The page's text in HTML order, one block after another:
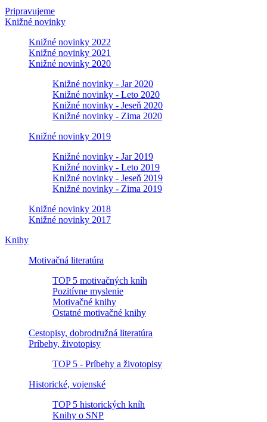
Pripravujeme
Knižné novinky
Knižné novinky 2022
Knižné novinky 2021
Knižné novinky 2020
Knižné novinky - Jar 2020
Knižné novinky - Leto 2020
Knižné novinky - Jeseň 2020
Knižné novinky - Zima 2020
Knižné novinky 2019
Knižné novinky - Jar 2019
Knižné novinky - Leto 2019
Knižné novinky - Jeseň 2019
Knižné novinky - Zima 2019
Knižné novinky 2018
Knižné novinky 2017
Knihy
Motivačná literatúra
TOP 5 motivačných kníh
Pozitívne myslenie
Motivačné knihy
Ostatné motivačné knihy
Cestopisy, dobrodružná literatúra
Príbehy, životopisy
TOP 5 - Príbehy a životopisy
Historické, vojenské
TOP 5 historických kníh
Knihy o SNP